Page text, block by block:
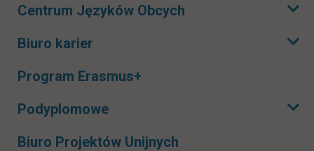
Centrum Języków Obcych
Rozwiń podmenu
Biuro karier
Program Erasmus+
Podyplomowe
Biuro Projektów Unijnych